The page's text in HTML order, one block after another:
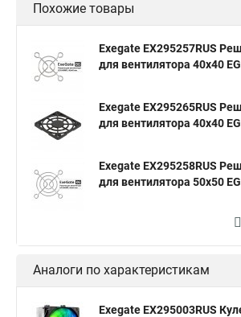
Похожие товары
Exegate EX295257RUS
для вентилятора 40x40
Exegate EX295265RUS
для вентилятора 40x40
Exegate EX295258RUS
для вентилятора 50х50
Аналоги по характеристикам
Exegate EX295003RUS